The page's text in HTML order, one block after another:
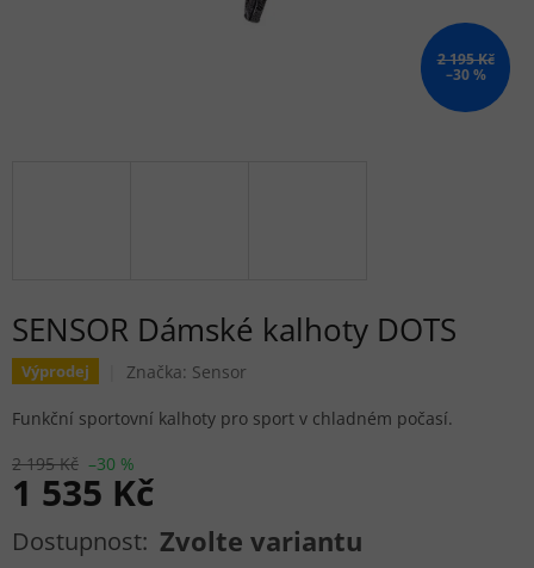
2 195 Kč
–30 %
SENSOR Dámské kalhoty DOTS
Výprodej Značka: Sensor
2 195 Kč –30 %
1 535 Kč
Měrná cena: Zvolte variantu
Funkční sportovní kalhoty pro sport v chladném počasí.